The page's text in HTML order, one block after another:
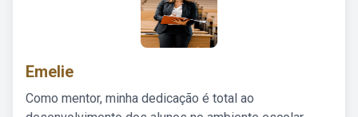
Emelie
Como mentor, minha dedicação é total ao